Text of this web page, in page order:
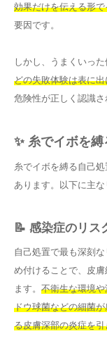
効果だけを伝える形
要因です。
しかし、うまくいっ
どの失敗体験は表に
危険性が正しく認識さ
✨ 糸でイボを
糸でイボを縛る自己
あります。以下に主な
📝 感染症のリス
自己処置で最も深刻
め付けることで、皮
ます。 不衛生な環境
ドウ球菌などの細菌
る皮膚深部の炎症を